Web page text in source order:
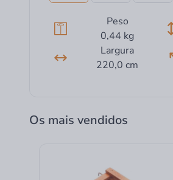
Peso
0,44 kg
Largura
220,0 cm
Os mais vendidos